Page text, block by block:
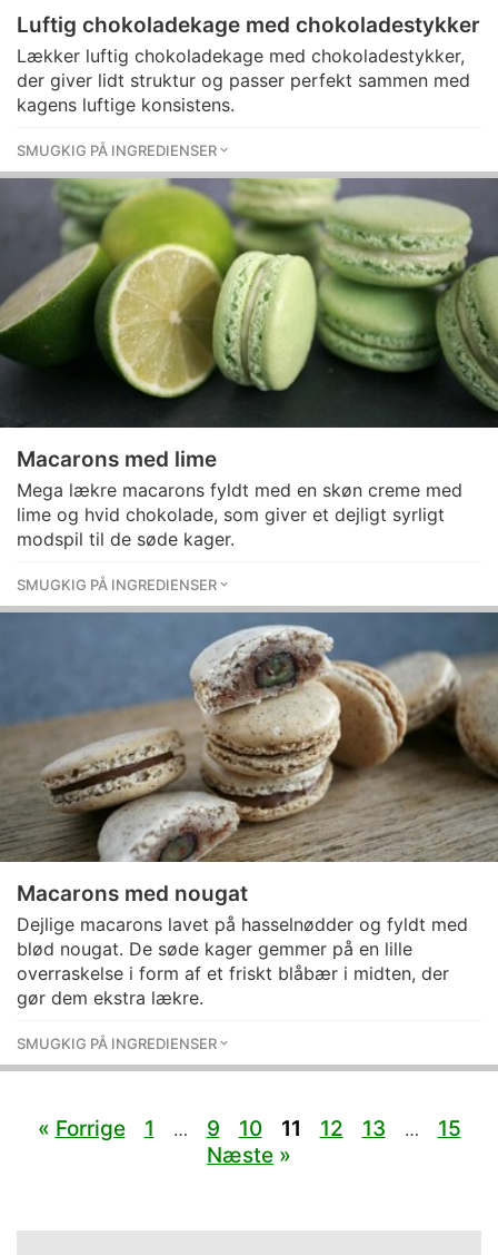
Luftig chokoladekage med chokoladestykker
Lækker luftig chokoladekage med chokoladestykker,
der giver lidt struktur og passer perfekt sammen med
kagens luftige konsistens.
SMUGKIG PÅ INGREDIENSER
Macarons med lime
Mega lækre macarons fyldt med en skøn creme med
lime og hvid chokolade, som giver et dejligt syrligt
modspil til de søde kager.
SMUGKIG PÅ INGREDIENSER
Macarons med nougat
Dejlige macarons lavet på hasselnødder og fyldt med
blød nougat. De søde kager gemmer på en lille
overraskelse i form af et friskt blåbær i midten, der
gør dem ekstra lækre.
SMUGKIG PÅ INGREDIENSER
« Forrige 1 … 9 10 11 12 13 …
15
Næste »